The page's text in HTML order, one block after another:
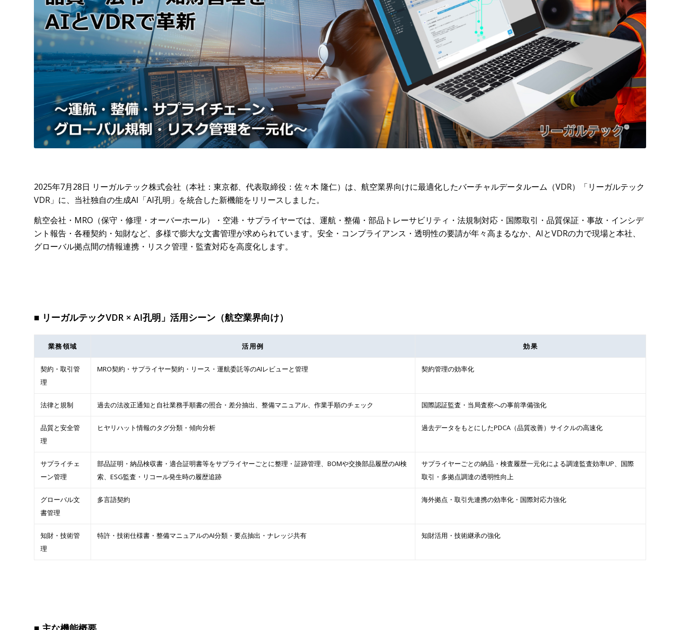
2025年7月28日 リーガルテック株式会社（本社：東京都、代表取締役：佐々木 隆仁）は、航空業界向けに最適化したバーチャルデータルーム（VDR）「リーガルテック
VDR」に、当社独自の生成AI「AI孔明」を統合した新機能をリリースしました。
航空会社・MRO（保守・修理・オーバーホール）・空港・サプライヤーでは、運航・整備・部品トレーサビリティ・法規制対応・国際取引・品質保証・事故・インシデ
ント報告・各種契約・知財など、多様で膨大な文書管理が求められています。安全・コンプライアンス・透明性の要請が年々高まるなか、AIとVDRの力で現場と本社、
グローバル拠点間の情報連携・リスク管理・監査対応を高度化します。
■ リーガルテックVDR × AI孔明」活用シーン（航空業界向け）
業務領域 活用例 効果
契約・取引管
理
MRO契約・サプライヤー契約・リース・運航委託等のAIレビューと管理 契約管理の効率化
法律と規制 過去の法改正通知と自社業務手順書の照合・差分抽出、整備マニュアル、作業手順のチェック 国際認証監査・当局査察への事前準備強化
品質と安全管
理
ヒヤリハット情報のタグ分類・傾向分析 過去データをもとにしたPDCA（品質改善）サイクルの高速化
サプライチェ
ーン管理
部品証明・納品検収書・適合証明書等をサプライヤーごとに整理・証跡管理、BOMや交換部品履歴のAI検
索、ESG監査・リコール発生時の履歴追跡
サプライヤーごとの納品・検査履歴一元化による調達監査効率UP、国際
取引・多拠点調達の透明性向上
グローバル文
書管理
多言語契約 海外拠点・取引先連携の効率化・国際対応力強化
知財・技術管
理
特許・技術仕様書・整備マニュアルのAI分類・要点抽出・ナレッジ共有 知財活用・技術継承の強化